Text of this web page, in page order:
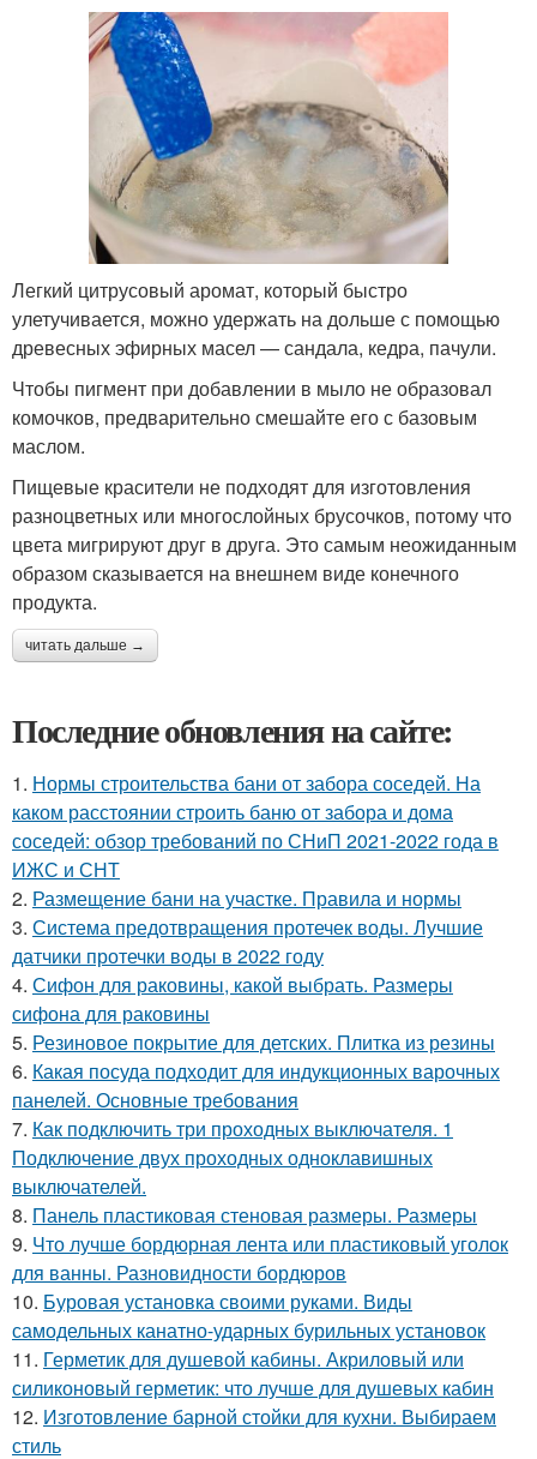
Легкий цитрусовый аромат, который быстро
улетучивается, можно удержать на дольше с помощью
древесных эфирных масел — сандала, кедра, пачули.
Чтобы пигмент при добавлении в мыло не образовал
комочков, предварительно смешайте его с базовым
маслом.
Пищевые красители не подходят для изготовления
разноцветных или многослойных брусочков, потому что
цвета мигрируют друг в друга. Это самым неожиданным
образом сказывается на внешнем виде конечного
продукта.
читать дальше →
Последние обновления на сайте:
1. Нормы строительства бани от забора соседей. На
каком расстоянии строить баню от забора и дома
соседей: обзор требований по СНиП 2021-2022 года в
ИЖС и СНТ
2. Размещение бани на участке. Правила и нормы
3. Система предотвращения протечек воды. Лучшие
датчики протечки воды в 2022 году
4. Сифон для раковины, какой выбрать. Размеры
сифона для раковины
5. Резиновое покрытие для детских. Плитка из резины
6. Какая посуда подходит для индукционных варочных
панелей. Основные требования
7. Как подключить три проходных выключателя. 1
Подключение двух проходных одноклавишных
выключателей.
8. Панель пластиковая стеновая размеры. Размеры
9. Что лучше бордюрная лента или пластиковый уголок
для ванны. Разновидности бордюров
10. Буровая установка своими руками. Виды
самодельных канатно-ударных бурильных установок
11. Герметик для душевой кабины. Акриловый или
силиконовый герметик: что лучше для душевых кабин
12. Изготовление барной стойки для кухни. Выбираем
стиль